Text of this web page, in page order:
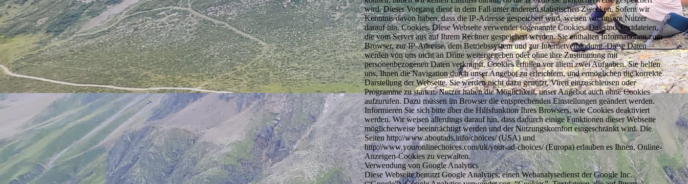
wird. Dieser Vorgang dient in dem Fall unter anderem statistischen Zwecken. Sofern wir
Kenntnis davon haben, dass die IP-Adresse gespeichert wird, weisen wir unsere Nutzer
darauf hin. Cookies. Diese Webseite verwendet sogenannte Cookies. Das sind Textdateien,
die vom Server aus auf Ihrem Rechner gespeichert werden. Sie enthalten Informationen zum
Browser, zur IP-Adresse, dem Betriebssystem und zur Internetverbindung. Diese Daten
werden von uns nicht an Dritte weitergegeben oder ohne ihre Zustimmung mit
personenbezogenen Daten verknüpft. Cookies erfüllen vor allem zwei Aufgaben. Sie helfen
uns, Ihnen die Navigation durch unser Angebot zu erleichtern, und ermöglichen die korrekte
Darstellung der Webseite. Sie werden nicht dazu genutzt, Viren einzuschleusen oder
Programme zu starten. Nutzer haben die Möglichkeit, unser Angebot auch ohne Cookies
aufzurufen. Dazu müssen im Browser die entsprechenden Einstellungen geändert werden.
Informieren Sie sich bitte über die Hilfsfunktion Ihres Browsers, wie Cookies deaktiviert
werden. Wir weisen allerdings darauf hin, dass dadurch einige Funktionen dieser Webseite
möglicherweise beeinträchtigt werden und der Nutzungskomfort eingeschränkt wird. Die
Seiten http://www.aboutads.info/choices/ (USA) und
http://www.youronlinechoices.com/uk/your-ad-choices/ (Europa) erlauben es Ihnen, Online-
Anzeigen-Cookies zu verwalten.
Verwendung von Google Analytics
Diese Webseite benutzt Google Analytics, einen Webanalysedienst der Google Inc.